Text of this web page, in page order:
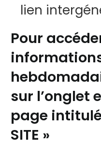
lien
Pour
sur l’onglet
page intitulé
SITE »